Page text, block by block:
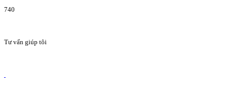
740
Tư vấn giúp tôi